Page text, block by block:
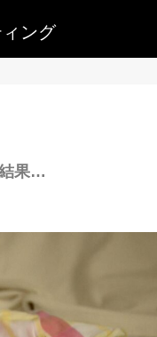
ング
果…